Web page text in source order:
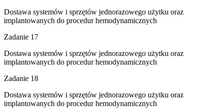
Dostawa systemów i sprzętów jednorazowego użytku oraz
implantowanych do procedur hemodynamicznych
Zadanie 17
Dostawa systemów i sprzętów jednorazowego użytku oraz
implantowanych do procedur hemodynamicznych
Zadanie 18
Dostawa systemów i sprzętów jednorazowego użytku oraz
implantowanych do procedur hemodynamicznych